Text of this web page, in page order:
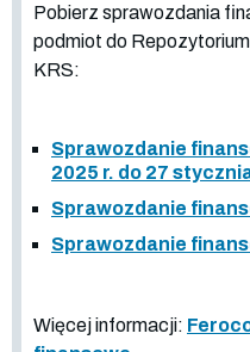
Pobierz sprawozdania
podmiot do
KRS:
Sprawozdanie
2025 r. do 27
Sprawozdanie
Sprawozdanie
Więcej informacji: